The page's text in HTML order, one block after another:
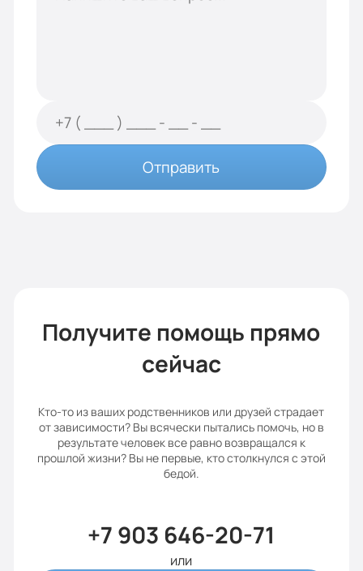
Отправить
Получите помощь прямо
сейчас
Кто-то из ваших родственников или друзей страдает
от зависимости? Вы всячески пытались помочь, но в
результате человек все равно возвращался к
прошлой жизни? Вы не первые, кто столкнулся с этой
бедой.
+7 903 646-20-71
или